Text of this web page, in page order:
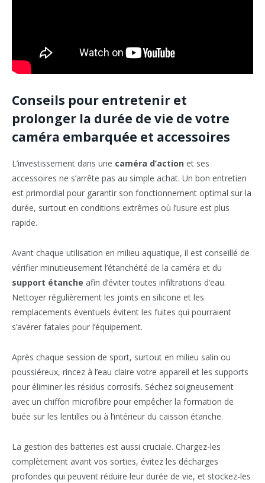
Conseils pour entretenir et
prolonger la durée de vie de votre
caméra embarquée et accessoires
L’investissement dans une caméra d’action et ses
accessoires ne s’arrête pas au simple achat. Un bon entretien
est primordial pour garantir son fonctionnement optimal sur la
durée, surtout en conditions extrêmes où l’usure est plus
rapide.
Avant chaque utilisation en milieu aquatique, il est conseillé de
vérifier minutieusement l’étanchéité de la caméra et du
support étanche afin d’éviter toutes infiltrations d’eau.
Nettoyer régulièrement les joints en silicone et les
remplacements éventuels évitent les fuites qui pourraient
s’avérer fatales pour l’équipement.
Après chaque session de sport, surtout en milieu salin ou
poussiéreux, rincez à l’eau claire votre appareil et les supports
pour éliminer les résidus corrosifs. Séchez soigneusement
avec un chiffon microfibre pour empêcher la formation de
buée sur les lentilles ou à l’intérieur du caisson étanche.
La gestion des batteries est aussi cruciale. Chargez-les
complètement avant vos sorties, évitez les décharges
profondes qui peuvent réduire leur durée de vie, et stockez-les